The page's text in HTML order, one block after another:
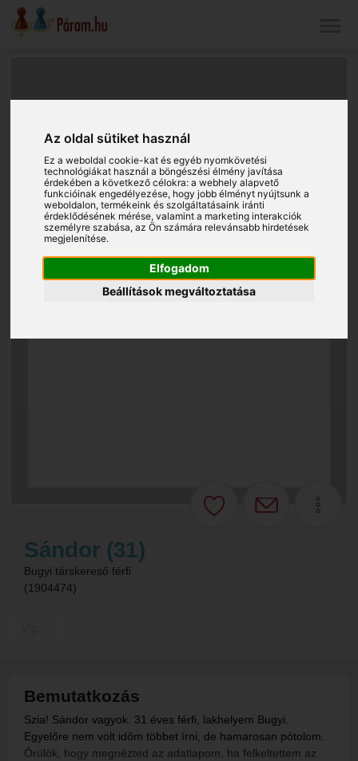
Az oldal sütiket használ
Ez a weboldal cookie-kat és egyéb nyomkövetési
technológiákat használ a böngészési élmény javítása
érdekében a következő célokra:a webhely alapvető
funkcióinak engedélyezése, hogy jobb élményt nyújtsunk a
weboldalon,termékeink és szolgáltatásaink iránti
érdeklődésének mérése, valamint a marketing interakciók
személyre szabása,az Ön számára relevánsabb hirdetések
megjelenítése.
Elfogadom
Beállítások megváltoztatása
Sándor (31)
Bugyi társkereső férfi
(1904474)
Bemutatkozás
Szia! Sándor vagyok. 31 éves férfi, lakhelyem Bugyi.
Egyelőre nem volt időm többet írni, de hamarosan pótolom.
Örülök, hogy megnézted az adatlapom, ha felkeltettem az